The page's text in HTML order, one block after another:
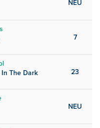
NEU
7
The Dark
23
NEU